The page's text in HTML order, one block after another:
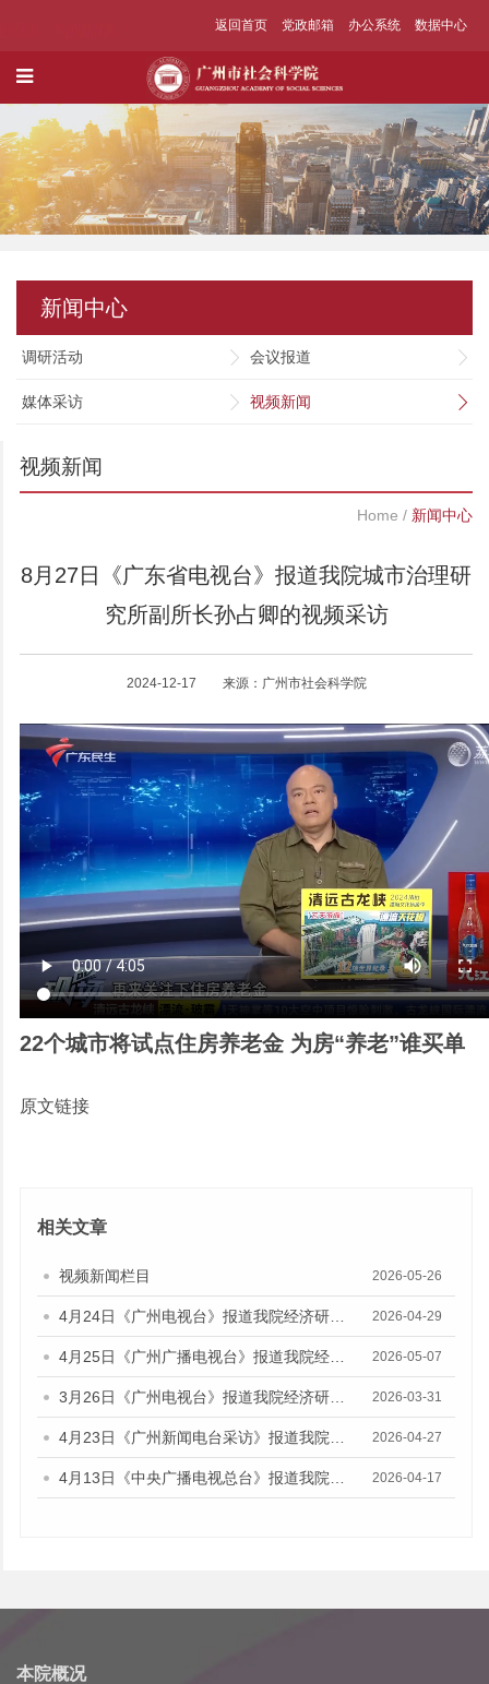
返回首页 党政邮箱 办公系统 数据中心
新闻中心
调研活动 会议报道
媒体采访 视频新闻
视频新闻
Home / 新闻中心
8月27日《广东省电视台》报道我院城市治理研
究所副所长孙占卿的视频采访
2024-12-17 来源：广州市社会科学院
22个城市将试点住房养老金 为房“养老”谁买单
原文链接
相关文章
视频新闻栏目 2026-05-26
2026-04-29
2026-05-07
2026-03-31
2026-04-27
2026-04-17
本院概况